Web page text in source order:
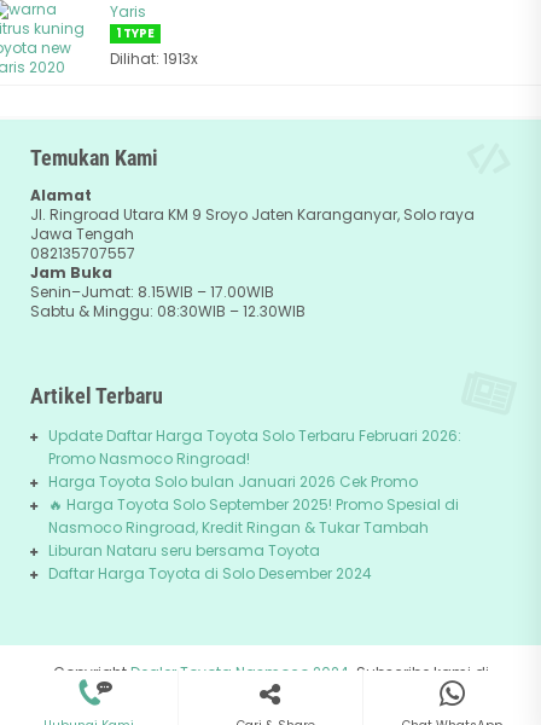
082135707557 +62-81229745678
Yaris
1 TYPE
Dilihat: 1913x
Temukan Kami
Alamat
Jl. Ringroad Utara KM 9 Sroyo Jaten Karanganyar, Solo raya
Jawa Tengah
082135707557
Jam Buka
Senin–Jumat: 8.15WIB – 17.00WIB
Sabtu & Minggu: 08:30WIB – 12.30WIB
Artikel Terbaru
Update Daftar Harga Toyota Solo Terbaru Februari 2026:
Promo Nasmoco Ringroad!
Harga Toyota Solo bulan Januari 2026 Cek Promo
🔥 Harga Toyota Solo September 2025! Promo Spesial di
Nasmoco Ringroad, Kredit Ringan & Tukar Tambah
Liburan Nataru seru bersama Toyota
Daftar Harga Toyota di Solo Desember 2024
CopyrightDealer Toyota Nasmoco 2024 . Subscribe kami di
Youtube